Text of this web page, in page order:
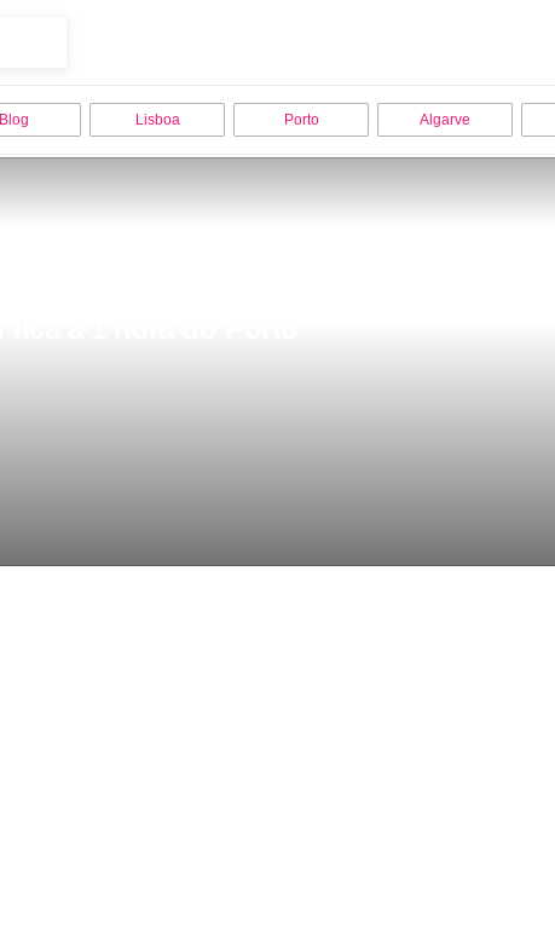
Blog Lisboa Porto Algarve